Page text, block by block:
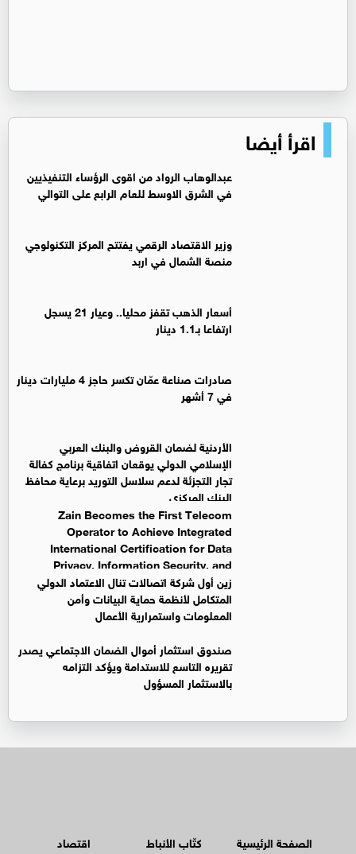
اقرأ أيضا
عبدالوهاب الرواد من اقوى الرؤساء التنفيذيين
في الشرق الاوسط للعام الرابع على التوالي
وزير الاقتصاد الرقمي يفتتح المركز التكنولوجي
منصة الشمال في اربد
أسعار الذهب تقفز محليا.. وعيار 21 يسجل
ارتفاعا بـ1.1 دينار
صادرات صناعة عمّان تكسر حاجز 4 مليارات دينار
في 7 أشهر
الأردنية لضمان القروض والبنك العربي
الإسلامي الدولي يوقعان اتفاقية برنامج كفالة
تجار التجزئة لدعم سلاسل التوريد برعاية محافظ
البنك المركزي
Zain Becomes the First Telecom
Operator to Achieve Integrated
International Certification for Data
Privacy, Information Security, and
Business Continuity Management Systems
زين أول شركة اتصالات تنال الاعتماد الدولي
المتكامل لأنظمة حماية البيانات وأمن
المعلومات واستمرارية الأعمال
صندوق استثمار أموال الضمان الاجتماعي يصدر
تقريره التاسع للاستدامة ويؤكد التزامه
بالاستثمار المسؤول
الصفحة الرئيسية
كتّاب الأنباط
اقتصاد